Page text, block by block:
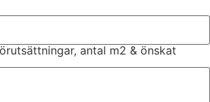
antal m2 & önskat